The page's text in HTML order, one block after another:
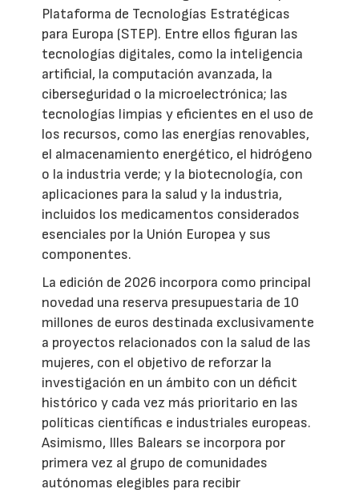
Plataforma de Tecnologías Estratégicas
para Europa (STEP). Entre ellos figuran las
tecnologías digitales, como la inteligencia
artificial, la computación avanzada, la
ciberseguridad o la microelectrónica; las
tecnologías limpias y eficientes en el uso de
los recursos, como las energías renovables,
el almacenamiento energético, el hidrógeno
o la industria verde; y la biotecnología, con
aplicaciones para la salud y la industria,
incluidos los medicamentos considerados
esenciales por la Unión Europea y sus
componentes.
La edición de 2026 incorpora como principal
novedad una reserva presupuestaria de 10
millones de euros destinada exclusivamente
a proyectos relacionados con la salud de las
mujeres, con el objetivo de reforzar la
investigación en un ámbito con un déficit
histórico y cada vez más prioritario en las
políticas científicas e industriales europeas.
Asimismo, Illes Balears se incorpora por
primera vez al grupo de comunidades
autónomas elegibles para recibir